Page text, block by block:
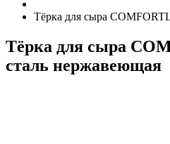
Тёрка для сыра
Тёрка для сыра
сталь нержавеющая